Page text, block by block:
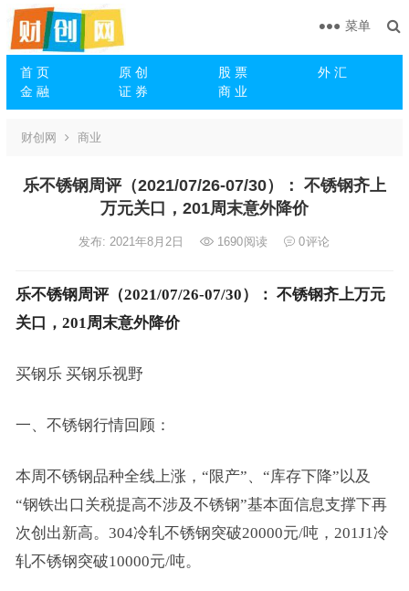
首 页 原 创 股 票
外 汇
金 融
证 券 商 业
菜单
财创网 商业
乐不锈钢周评（2021/07/26-07/30）： 不锈钢齐上
万元关口，201周末意外降价
发布: 2021年8月2日 1690阅读 0评论
乐不锈钢周评（2021/07/26-07/30）： 不锈钢齐上万元
关口，201周末意外降价
买钢乐 买钢乐视野
一、不锈钢行情回顾：
本周不锈钢品种全线上涨，“限产”、“库存下降”以及
“钢铁出口关税提高不涉及不锈钢”基本面信息支撑下再
次创出新高。304冷轧不锈钢突破20000元/吨，201J1冷
轧不锈钢突破10000元/吨。